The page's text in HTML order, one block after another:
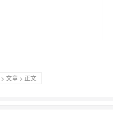
> 文章 > 正文